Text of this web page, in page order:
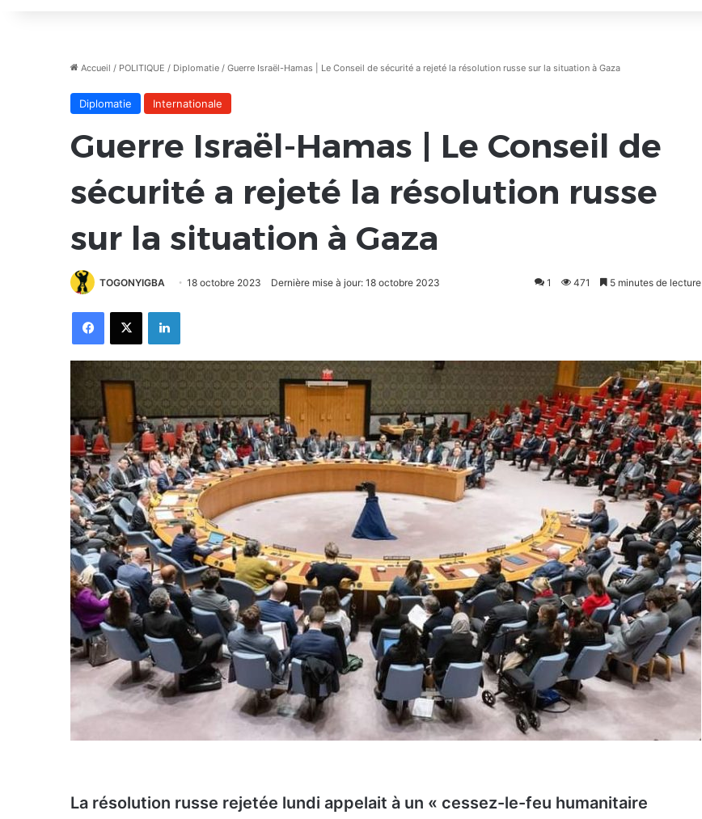
Accueil / POLITIQUE / Diplomatie / Guerre Israël-Hamas | Le Conseil de sécurité a rejeté la résolution russe sur la situation à Gaza
Diplomatie Internationale
Guerre Israël-Hamas | Le Conseil de
sécurité a rejeté la résolution russe
sur la situation à Gaza
TOGONYIGBA 18 octobre 2023 Dernière mise à jour: 18 octobre 2023 1 471 5 minutes de lecture
FacebookX Linkedin
La résolution russe rejetée lundi appelait à un « cessez-le-feu humanitaire